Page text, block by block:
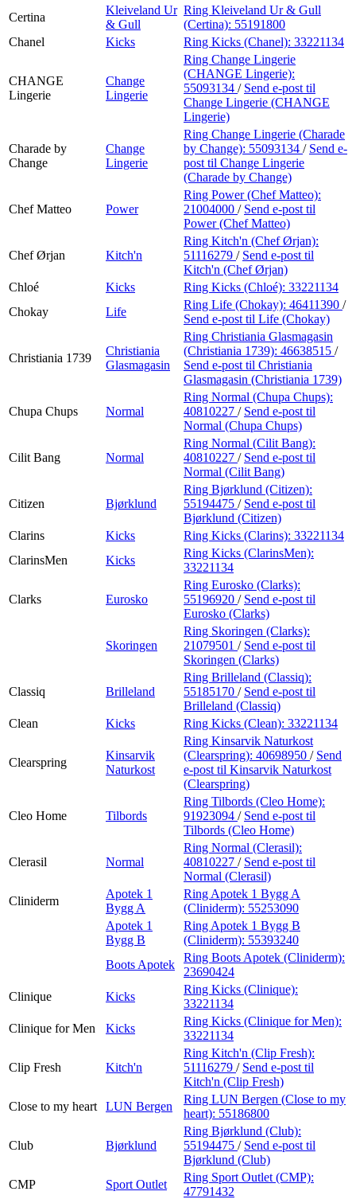
Certina
Kleiveland Ur
& Gull
Ring Kleiveland Ur & Gull
(Certina): 55191800
Chanel
Kicks Ring Kicks (Chanel): 33221134
CHANGE
Lingerie
Change
Lingerie
Ring Change Lingerie
(CHANGE Lingerie):
55093134 / Send e-post til
Change Lingerie (CHANGE
Lingerie)
Charade by
Change
Change
Lingerie
Ring Change Lingerie (Charade
by Change): 55093134 / Send e-
post til Change Lingerie
(Charade by Change)
Chef Matteo Power
Ring Power (Chef Matteo):
21004000 / Send e-post til
Power (Chef Matteo)
Chef Ørjan Kitch'n
Ring Kitch'n (Chef Ørjan):
51116279 / Send e-post til
Kitch'n (Chef Ørjan)
Chloé
Kicks Ring Kicks (Chloé): 33221134
Chokay
Life
Ring Life (Chokay): 46411390 /
Send e-post til Life (Chokay)
Christiania 1739
Christiania
Glasmagasin
Ring Christiania Glasmagasin
(Christiania 1739): 46638515 /
Send e-post til Christiania
Glasmagasin (Christiania 1739)
Chupa Chups Normal
Ring Normal (Chupa Chups):
40810227 / Send e-post til
Normal (Chupa Chups)
Cilit Bang Normal
Ring Normal (Cilit Bang):
40810227 / Send e-post til
Normal (Cilit Bang)
Citizen Bjørklund
Ring Bjørklund (Citizen):
55194475 / Send e-post til
Bjørklund (Citizen)
Clarins
Kicks Ring Kicks (Clarins): 33221134
ClarinsMen
Kicks
Ring Kicks (ClarinsMen):
33221134
Clarks Eurosko
Ring Eurosko (Clarks):
55196920 / Send e-post til
Eurosko (Clarks)
Skoringen
Ring Skoringen (Clarks):
21079501 / Send e-post til
Skoringen (Clarks)
Classiq Brilleland
Ring Brilleland (Classiq):
55185170 / Send e-post til
Brilleland (Classiq)
Clean
Kicks Ring Kicks (Clean): 33221134
Clearspring
Kinsarvik
Naturkost
Ring Kinsarvik Naturkost
(Clearspring): 40698950 / Send
e-post til Kinsarvik Naturkost
(Clearspring)
Cleo Home Tilbords
Ring Tilbords (Cleo Home):
91923094 / Send e-post til
Tilbords (Cleo Home)
Clerasil Normal
Ring Normal (Clerasil):
40810227 / Send e-post til
Normal (Clerasil)
Cliniderm
Apotek 1
Bygg A
Ring Apotek 1 Bygg A
(Cliniderm): 55253090
Apotek 1
Bygg B
Ring Apotek 1 Bygg B
(Cliniderm): 55393240
Boots Apotek
Ring Boots Apotek (Cliniderm):
23690424
Clinique
Kicks
Ring Kicks (Clinique):
33221134
Clinique for Men
Kicks
Ring Kicks (Clinique for Men):
33221134
Clip Fresh Kitch'n
Ring Kitch'n (Clip Fresh):
51116279 / Send e-post til
Kitch'n (Clip Fresh)
Close to my heart
LUN Bergen
Ring LUN Bergen (Close to my
heart): 55186800
Club Bjørklund
Ring Bjørklund (Club):
55194475 / Send e-post til
Bjørklund (Club)
CMP
Sport Outlet
Ring Sport Outlet (CMP):
47791432